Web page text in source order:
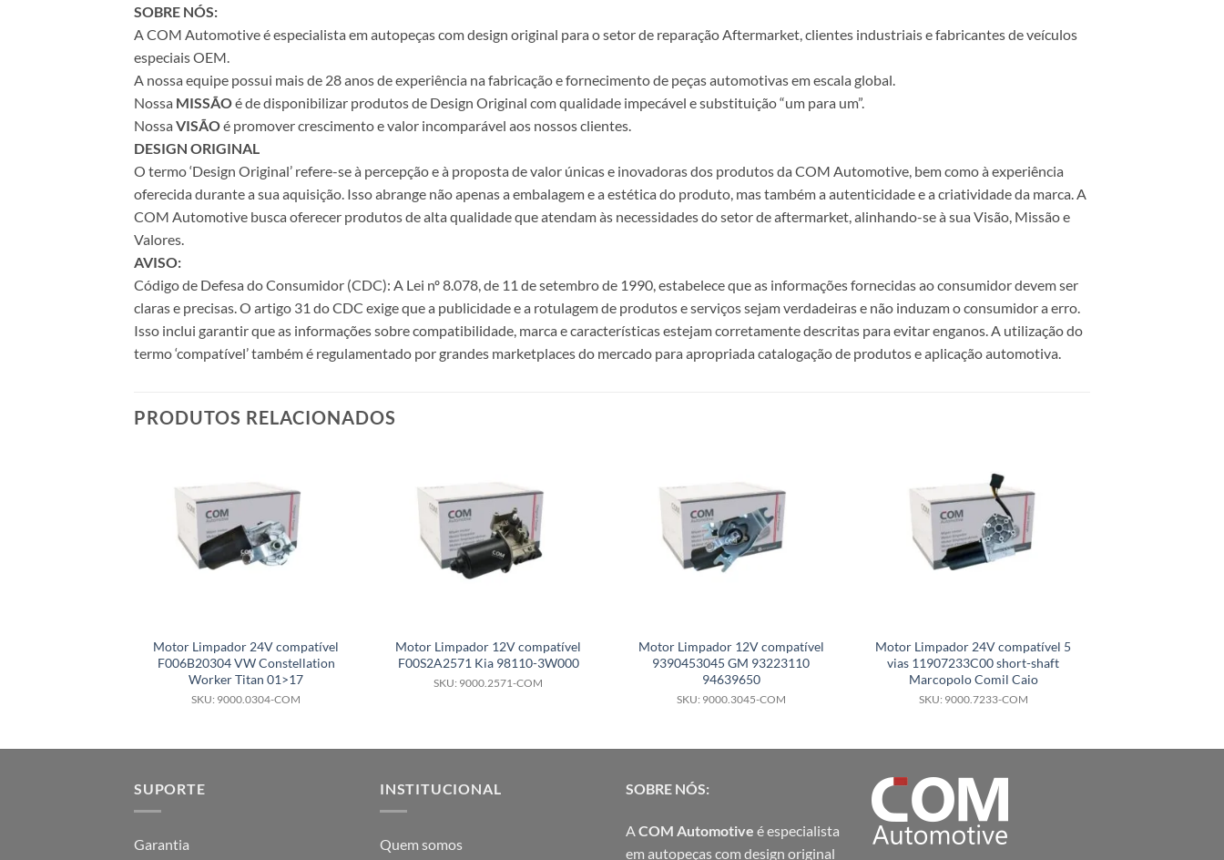
SOBRE NÓS:
A COM Automotive é especialista em autopeças com design original para o setor de reparação Aftermarket, clientes industriais e fabricantes de veículos
especiais OEM.
A nossa equipe possui mais de 28 anos de experiência na fabricação e fornecimento de peças automotivas em escala global.
Nossa MISSÃOé de disponibilizar produtos de Design Original com qualidade impecável e substituição “um para um”.
Nossa VISÃOé promover crescimento e valor incomparável aos nossos clientes.
DESIGN ORIGINAL
O termo ‘Design Original’ refere-se à percepção e à proposta de valor únicas e inovadoras dos produtos da COM Automotive, bem como à experiência
oferecida durante a sua aquisição. Isso abrange não apenas a embalagem e a estética do produto, mas também a autenticidade e a criatividade da marca. A
COM Automotive busca oferecer produtos de alta qualidade que atendam às necessidades do setor de aftermarket, alinhando-se à sua Visão, Missão e
Valores.
AVISO:
Código de Defesa do Consumidor (CDC): A Lei nº 8.078, de 11 de setembro de 1990, estabelece que as informações fornecidas ao consumidor devem ser
claras e precisas. O artigo 31 do CDC exige que a publicidade e a rotulagem de produtos e serviços sejam verdadeiras e não induzam o consumidor a erro.
Isso inclui garantir que as informações sobre compatibilidade, marca e características estejam corretamente descritas para evitar enganos. A utilização do
termo ‘compatível’ também é regulamentado por grandes marketplaces do mercado para apropriada catalogação de produtos e aplicação automotiva.
PRODUTOS RELACIONADOS
Motor Limpador 24V compatível
F006B20304 VW Constellation
Worker Titan 01>17
SKU: 9000.0304-COM
Motor Limpador 12V compatível
F00S2A2571 Kia 98110-3W000
SKU: 9000.2571-COM
Motor Limpador 12V compatível
9390453045 GM 93223110
94639650
SKU: 9000.3045-COM
Motor Limpador 24V compatível 5
vias 11907233C00 short-shaft
Marcopolo Comil Caio
SKU: 9000.7233-COM
SUPORTE
Garantia
INSTITUCIONAL
Quem somos
SOBRE NÓS:
ACOM Automotive é especialista
em autopeças com design original